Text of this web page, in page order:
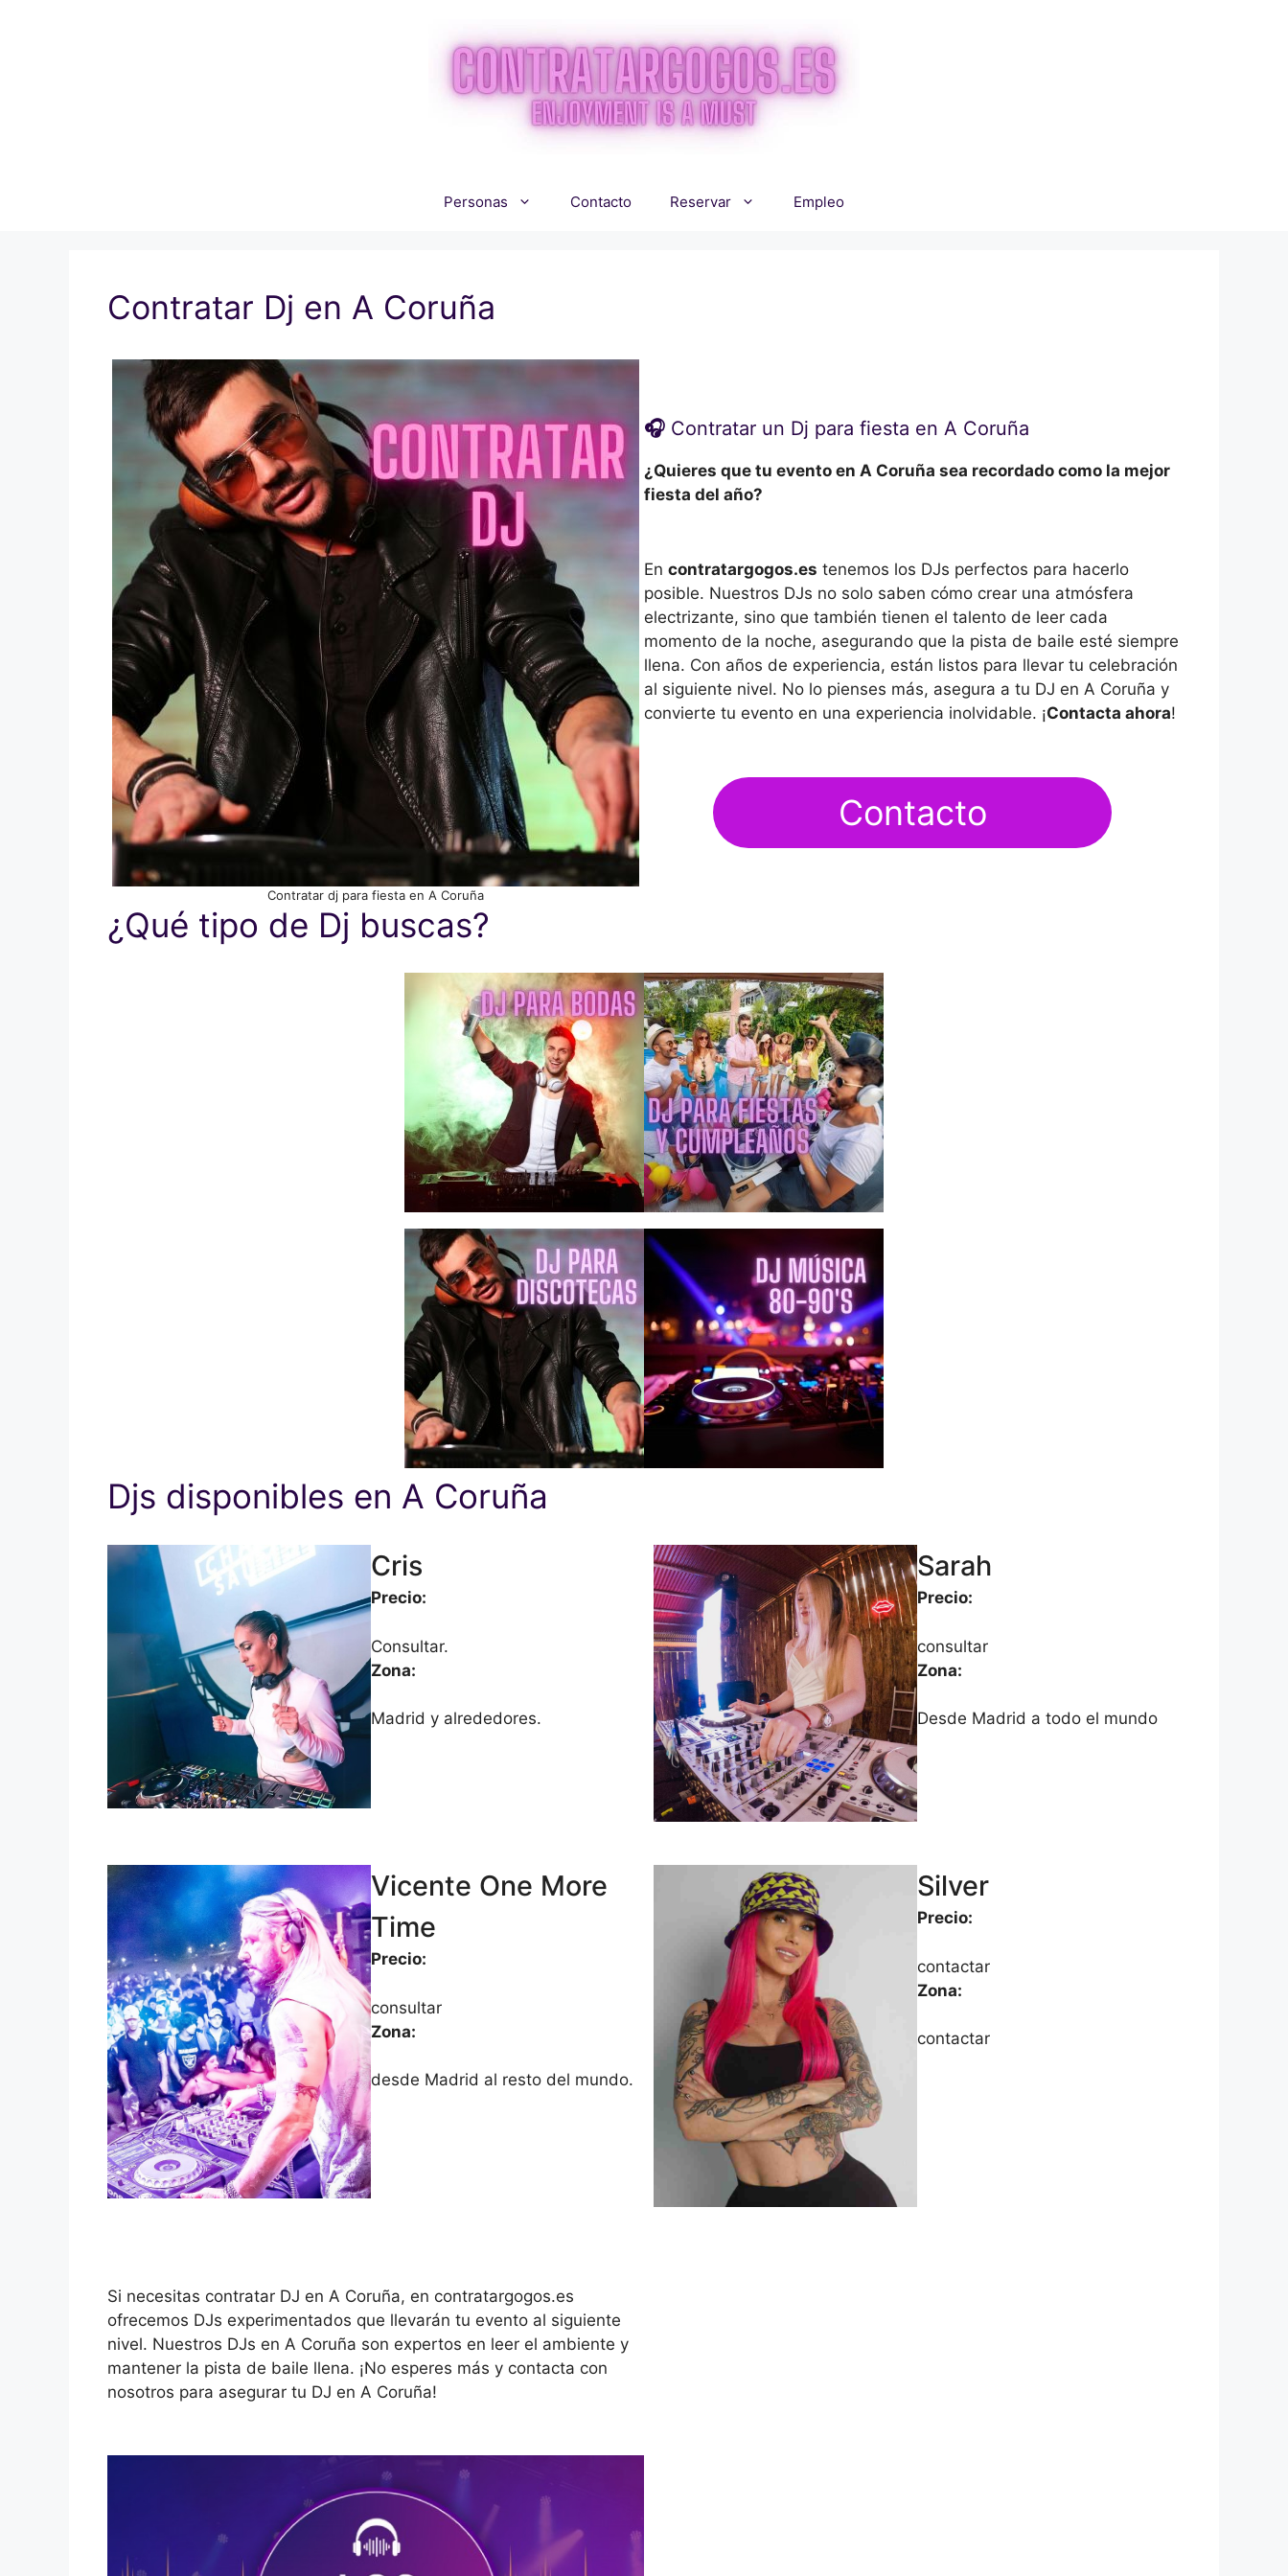
Personas Contacto Reservar Empleo
Contratar Dj en A Coruña
Contratar dj para fiesta en A Coruña
🎧 Contratar un Dj para fiesta en A Coruña
¿Quieres que tu evento en A Coruña sea recordado como la mejor
fiesta del año?
En contratargogos.es tenemos los DJs perfectos para hacerlo
posible. Nuestros DJs no solo saben cómo crear una atmósfera
electrizante, sino que también tienen el talento de leer cada
momento de la noche, asegurando que la pista de baile esté siempre
llena. Con años de experiencia, están listos para llevar tu celebración
al siguiente nivel. No lo pienses más, asegura a tu DJ en A Coruña y
convierte tu evento en una experiencia inolvidable. ¡Contacta ahora!
Contacto
¿Qué tipo de Dj buscas?
Djs disponibles en A Coruña
Cris
Precio:
Consultar.
Zona:
Madrid y alrededores.
Sarah
Precio:
consultar
Zona:
Desde Madrid a todo el mundo
Vicente One More
Time
Precio:
consultar
Zona:
desde Madrid al resto del mundo.
Silver
Precio:
contactar
Zona:
contactar
Si necesitas contratar DJ en A Coruña, en contratargogos.es
ofrecemos DJs experimentados que llevarán tu evento al siguiente
nivel. Nuestros DJs en A Coruña son expertos en leer el ambiente y
mantener la pista de baile llena. ¡No esperes más y contacta con
nosotros para asegurar tu DJ en A Coruña!